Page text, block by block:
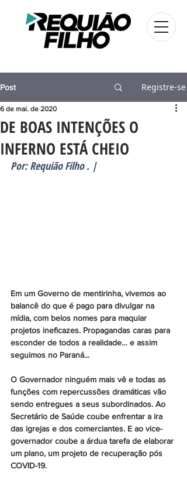
Post Registre-se
DE BOAS INTENÇÕES O
INFERNO ESTÁ CHEIO
6 de mai. de 2020
Por: Requião Filho . |
Em um Governo de mentirinha, vivemos ao
balancê do que é pago para divulgar na
mídia, com belos nomes para maquiar
projetos ineficazes. Propagandas caras para
esconder de todos a realidade… e assim
seguimos no Paraná...
O Governador ninguém mais vê e todas as
funções com repercussões dramáticas vão
sendo entregues a seus subordinados. Ao
Secretário de Saúde coube enfrentar a ira
das igrejas e dos comerciantes. E ao vice-
governador coube a árdua tarefa de elaborar
um plano, um projeto de recuperação pós
COVID-19.